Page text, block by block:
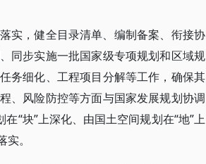
实，健全目录清单、编制备案、衔接协
同步实施一批国家级专项规划和区域规
务细化、工程项目分解等工作，确保其
、风险防控等方面与国家发展规划协调
“块”上深化、由国土空间规划在“地”上
。